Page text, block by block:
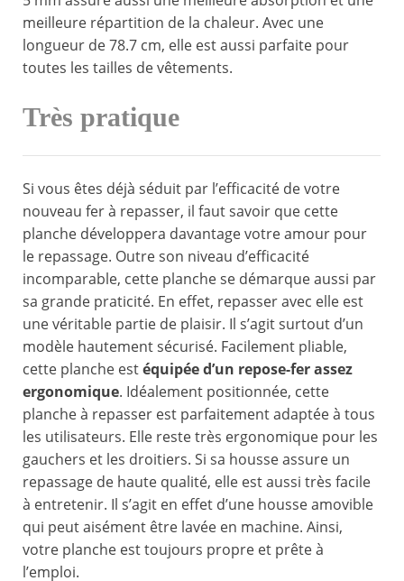
meilleure répartition de la chaleur. Avec une
longueur de 78.7 cm, elle est aussi parfaite pour
toutes les tailles de vêtements.
Très pratique
Si vous êtes déjà séduit par l’efficacité de votre
nouveau fer à repasser, il faut savoir que cette
planche développera davantage votre amour pour
le repassage. Outre son niveau d’efficacité
incomparable, cette planche se démarque aussi par
sa grande praticité. En effet, repasser avec elle est
une véritable partie de plaisir. Il s’agit surtout d’un
modèle hautement sécurisé. Facilement pliable,
cette planche estéquipée d’un repose-fer assez
ergonomique. Idéalement positionnée, cette
planche à repasser est parfaitement adaptée à tous
les utilisateurs. Elle reste très ergonomique pour les
gauchers et les droitiers. Si sa housse assure un
repassage de haute qualité, elle est aussi très facile
à entretenir. Il s’agit en effet d’une housse amovible
qui peut aisément être lavée en machine. Ainsi,
votre planche est toujours propre et prête à
l’emploi.